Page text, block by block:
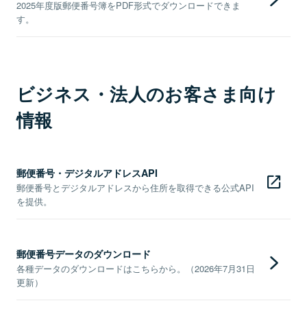
2025年度版郵便番号簿をPDF形式でダウンロードできま
す。
ビジネス・法人のお客さま向け
情報
郵便番号・デジタルアドレスAPI
郵便番号とデジタルアドレスから住所を取得できる公式API
を提供。
郵便番号データのダウンロード
各種データのダウンロードはこちらから。（2026年7月31日
更新）